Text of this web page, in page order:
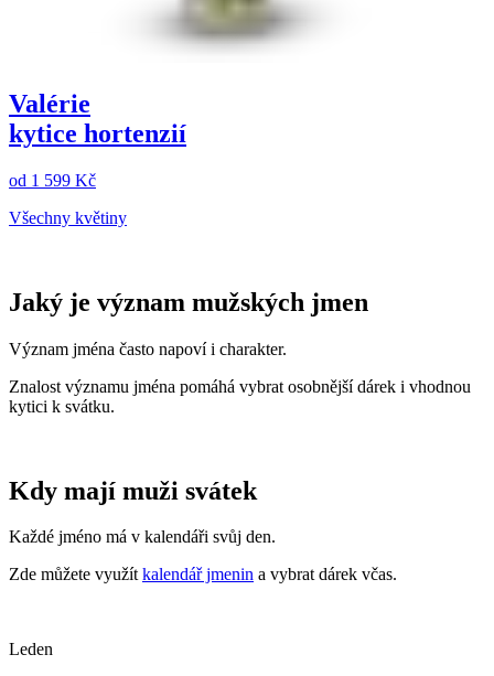
Valérie
kytice hortenzií
od 1 599 Kč
Všechny květiny
Jaký je význam mužských jmen
Význam jména často napoví i charakter.
Znalost významu jména pomáhá vybrat osobnější dárek i vhodnou
kytici k svátku.
Kdy mají muži svátek
Každé jméno má v kalendáři svůj den.
Zde můžete využítkalendář jmenin a vybrat dárek včas.
leden